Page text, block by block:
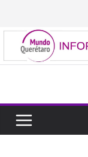
contenido